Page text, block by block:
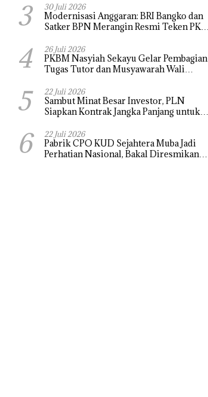
3 30 Juli 2026
Modernisasi Anggaran: BRI Bangko dan
Satker BPN Merangin Resmi Teken PKS
4 26 Juli 2026
PKBM Nasyiah Sekayu Gelar Pembagian
Tugas Tutor dan Musyawarah Wali
5 22 Juli 2026
Sambut Minat Besar Investor, PLN
Siapkan Kontrak Jangka Panjang untuk
6 22 Juli 2026
Pabrik CPO KUD Sejahtera Muba Jadi
Perhatian Nasional, Bakal Diresmikan